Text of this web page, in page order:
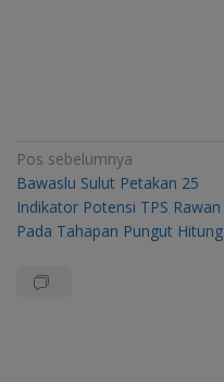
Navigasi
pos
Pos sebelumnya
Bawaslu Sulut Petakan 25
Indikator Potensi TPS Rawan
Pada Tahapan Pungut Hitung